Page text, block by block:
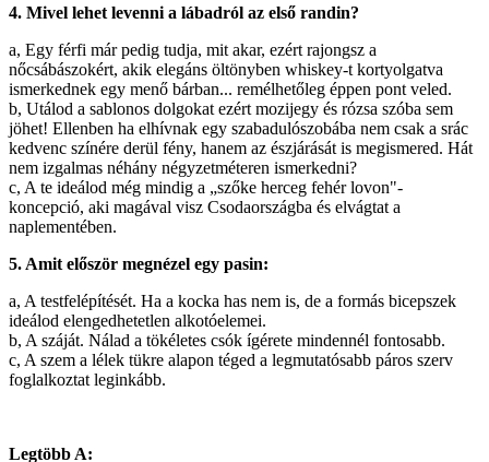
4. Mivel lehet levenni a lábadról az első randin?
a, Egy férfi már pedig tudja, mit akar, ezért rajongsz a
nőcsábászokért, akik elegáns öltönyben whiskey-t kortyolgatva
ismerkednek egy menő bárban... remélhetőleg éppen pont veled.
b, Utálod a sablonos dolgokat ezért mozijegy és rózsa szóba sem
jöhet! Ellenben ha elhívnak egy szabadulószobába nem csak a srác
kedvenc színére derül fény, hanem az észjárását is megismered. Hát
nem izgalmas néhány négyzetméteren ismerkedni?
c, A te ideálod még mindig a „szőke herceg fehér lovon"-
koncepció, aki magával visz Csodaországba és elvágtat a
naplementében.
5. Amit először megnézel egy pasin:
a, A testfelépítését. Ha a kocka has nem is, de a formás bicepszek
ideálod elengedhetetlen alkotóelemei.
b, A száját. Nálad a tökéletes csók ígérete mindennél fontosabb.
c, A szem a lélek tükre alapon téged a legmutatósabb páros szerv
foglalkoztat leginkább.
Legtöbb A: